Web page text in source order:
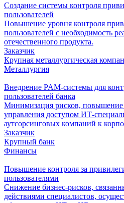
Создание системы контроля
пользователей
Повышение уровня контроля
пользователей с необходимость
отечественного продукта.
Заказчик
Крупная металлургическая
Металлургия
Внедрение PAM-системы для
пользователей банка
Минимизация рисков, повышение
управления доступом ИТ-
аутсорсинговых компаний к
Заказчик
Крупный банк
Финансы
Повышение контроля за
пользователями
Снижение бизнес-рисков,
действиями специалистов,